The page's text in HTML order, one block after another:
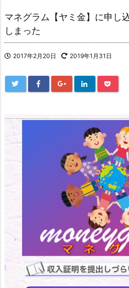
マネグラム【ヤミ金】に申し
しまった
2017年2月20日 2019年1月31日